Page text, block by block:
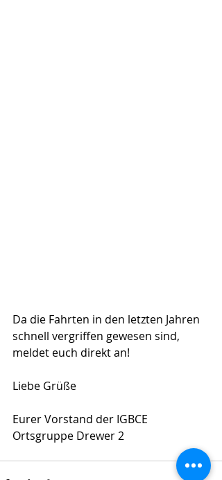
Da die Fahrten in den letzten Jahren
schnell vergriffen gewesen sind,
meldet euch direkt an!
Liebe Grüße
Eurer Vorstand der IGBCE
Ortsgruppe Drewer 2